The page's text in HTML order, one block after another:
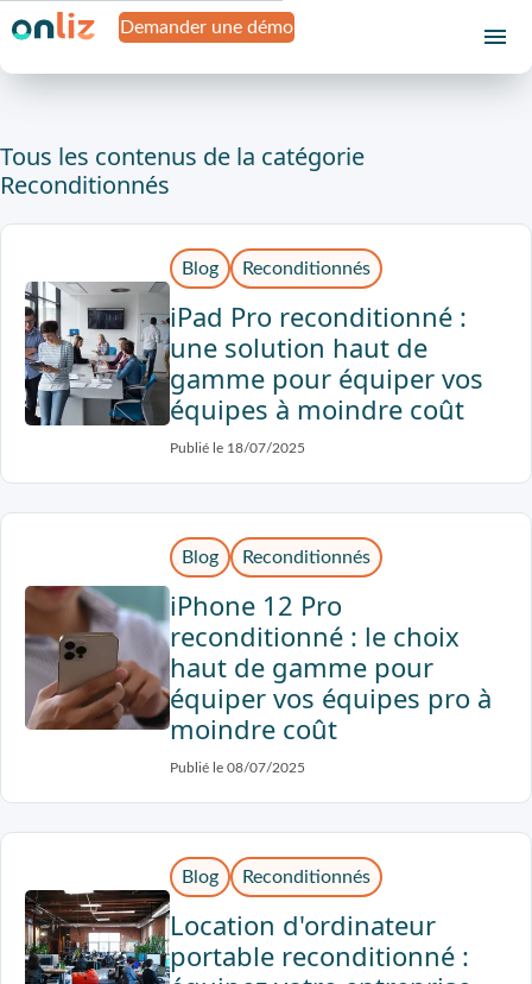
Demander une démo
Tous les contenus de la catégorie
Reconditionnés
Blog Reconditionnés
iPad Pro reconditionné :
une solution haut de
gamme pour équiper vos
équipes à moindre coût
Publié le 18/07/2025
Blog Reconditionnés
iPhone 12 Pro
reconditionné : le choix
haut de gamme pour
équiper vos équipes pro à
moindre coût
Publié le 08/07/2025
Blog Reconditionnés
Location d'ordinateur
portable reconditionné :